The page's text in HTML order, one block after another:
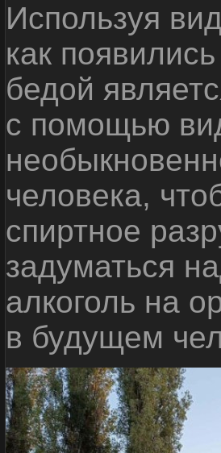
Используя
как
бедой
с помощью
человека,
спиртное
задуматься
алкоголь на
в будущем